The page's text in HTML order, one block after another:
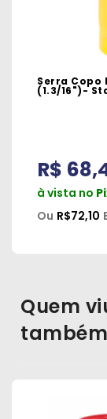
Serra Copo
(1.3/16")-
R$
à vista no
Ou R$72,10
Quem